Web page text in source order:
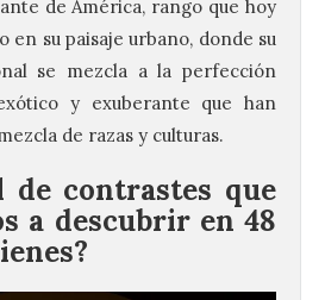
de América, rango que hoy
en su paisaje urbano, donde su
se mezcla a la perfección
y exuberante que han
de razas y culturas.
de contrastes que
a descubrir en 48